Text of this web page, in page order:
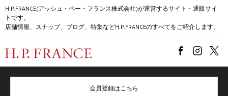
H.P.FRANCE(アッシュ・ペー・フランス株式会社)が運営するサイト・通販サイ
トです。
店舗情報、スナップ、ブログ、特集などH.P.FRANCEのすべてをご紹介します。
会員登録はこちら